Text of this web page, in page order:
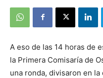
A eso de las 14 horas de
la Primera Comisaría de
una ronda, divisaron en